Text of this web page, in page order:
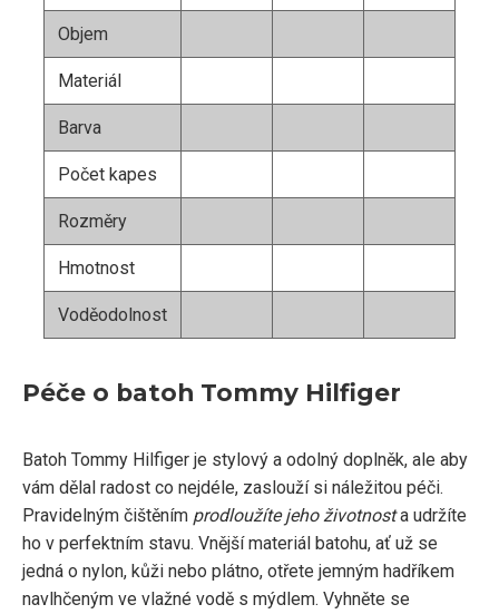
Objem
Materiál
Barva
Počet kapes
Rozměry
Hmotnost
Voděodolnost
Péče o batoh Tommy Hilfiger
Batoh Tommy Hilfiger je stylový a odolný doplněk, ale aby
vám dělal radost co nejdéle, zaslouží si náležitou péči.
Pravidelným čištěním prodloužíte jeho životnosta udržíte
ho v perfektním stavu. Vnější materiál batohu, ať už se
jedná o nylon, kůži nebo plátno, otřete jemným hadříkem
navlhčeným ve vlažné vodě s mýdlem. Vyhněte se